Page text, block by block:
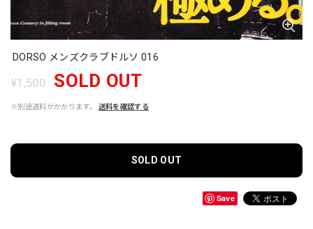
DORSO メンズクラブドルソ 016
¥1,500 SOLD OUT
※別途送料がかかります。 送料を確認する
SOLD OUT
Save